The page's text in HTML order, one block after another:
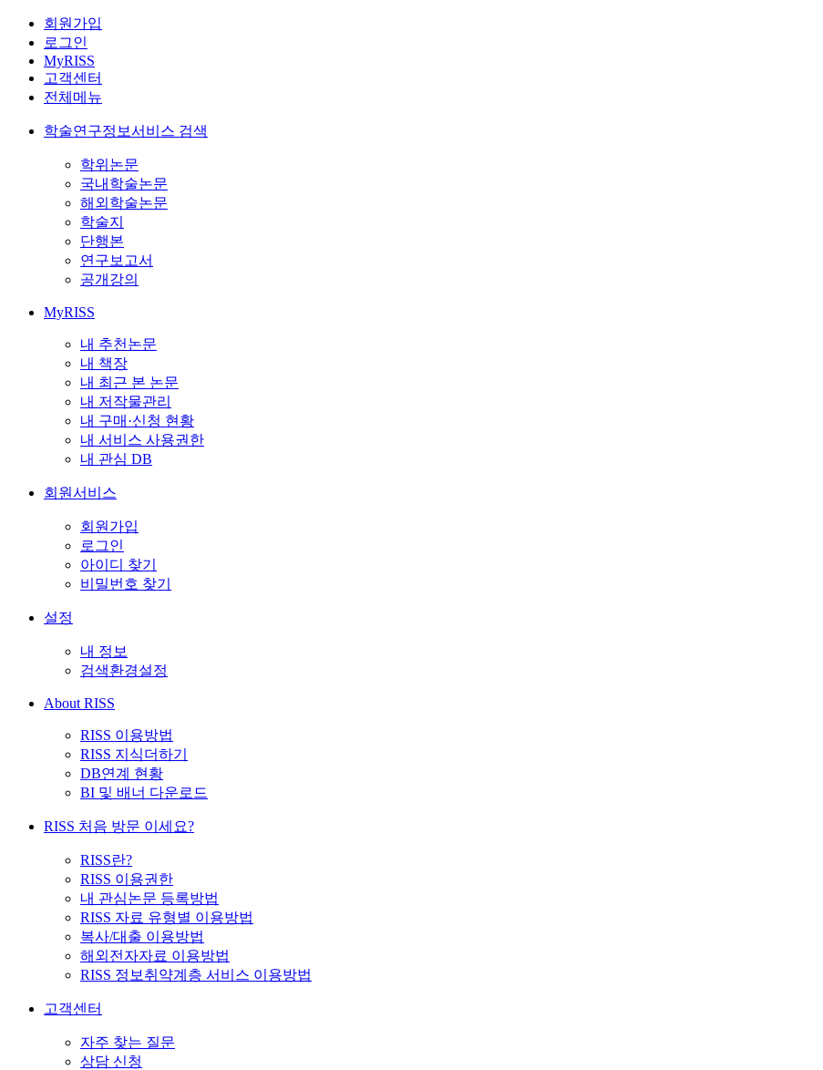
회원가입
로그인
MyRISS
고객센터
전체메뉴
학술연구정보서비스 검색
학위논문
국내학술논문
해외학술논문
학술지
단행본
연구보고서
공개강의
MyRISS
내 추천논문
내 책장
내 최근 본 논문
내 저작물관리
내 구매·신청 현황
내 서비스 사용권한
내 관심 DB
회원서비스
회원가입
로그인
아이디 찾기
비밀번호 찾기
설정
내 정보
검색환경설정
About RISS
RISS 이용방법
RISS 지식더하기
DB연계 현황
BI 및 배너 다운로드
RISS 처음 방문 이세요?
RISS란?
RISS 이용권한
내 관심논문 등록방법
RISS 자료 유형별 이용방법
복사/대출 이용방법
해외전자자료 이용방법
RISS 정보취약계층 서비스 이용방법
고객센터
자주 찾는 질문
상담 신청